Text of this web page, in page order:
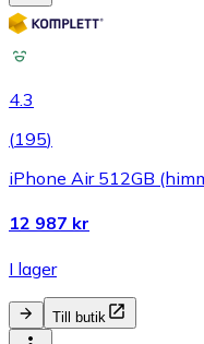
4.3
(195)
iPhone Air 512GB
12 987 kr
I lager
Till butik